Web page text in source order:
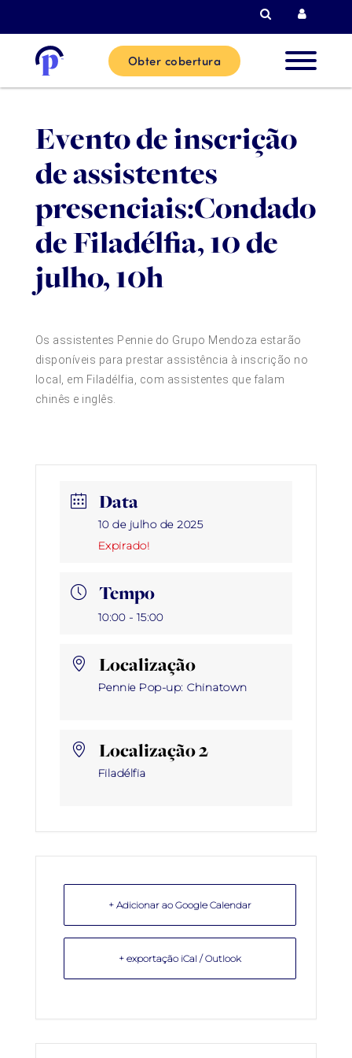
Pesquisar
Obter cobertura
clientes
Clientes
actuais
Ajuda
Evento de inscrição
de assistentes
presenciais:Condado
de Filadélfia, 10 de
julho, 10h
Os assistentes Pennie do Grupo Mendoza estarão
disponíveis para prestar assistência à inscrição no
local, em Filadélfia, com assistentes que falam
chinês e inglês.
Data
10 de julho de 2025
Expirado!
Tempo
10:00 - 15:00
Localização
Pennie Pop-up: Chinatown
Localização 2
Filadélfia
+ Adicionar ao Google Calendar
+ exportação iCal / Outlook